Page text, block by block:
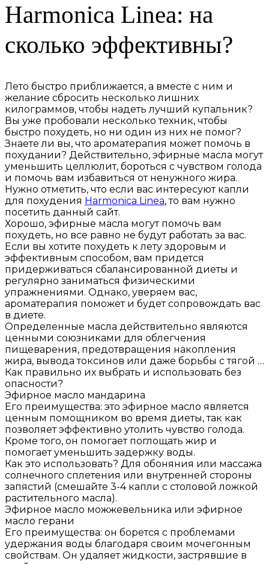
Harmonica Linea: на
сколько эффективны?
Лето быстро приближается, а вместе с ним и
желание сбросить несколько лишних
килограммов, чтобы надеть лучший купальник?
Вы уже пробовали несколько техник, чтобы
быстро похудеть, но ни один из них не помог?
Знаете ли вы, что ароматерапия может помочь в
похудании? Действительно, эфирные масла могут
уменьшить целлюлит, бороться с чувством голода
и помочь вам избавиться от ненужного жира.
Нужно отметить, что если вас интересуют капли
для похудения Harmonica Linea, то вам нужно
посетить данный сайт.
Хорошо, эфирные масла могут помочь вам
похудеть, но все равно не будут работать за вас.
Если вы хотите похудеть к лету здоровым и
эффективным способом, вам придется
придерживаться сбалансированной диеты и
регулярно заниматься физическими
упражнениями. Однако, уверяем вас,
ароматерапия поможет и будет сопровождать вас
в диете.
Определенные масла действительно являются
ценными союзниками для облегчения
пищеварения, предотвращения накопления
жира, вывода токсинов или даже борьбы с тягой …
Как правильно их выбрать и использовать без
опасности?
Эфирное масло мандарина
Его преимущества: это эфирное масло является
ценным помощником во время диеты, так как
позволяет эффективно утолить чувство голода.
Кроме того, он помогает поглощать жир и
помогает уменьшить задержку воды.
Как это использовать? Для обоняния или массажа
солнечного сплетения или внутренней стороны
запястий (смешайте 3-4 капли с столовой ложкой
растительного масла).
Эфирное масло можжевельника или эфирное
масло герани
Его преимущества: он борется с проблемами
удержания воды благодаря своим мочегонным
свойствам. Он удаляет жидкости, застрявшие в